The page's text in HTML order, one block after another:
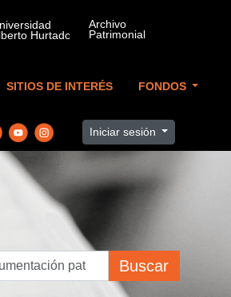
SITIOS DE INTERÉS FONDOS
Iniciar sesión
Buscar